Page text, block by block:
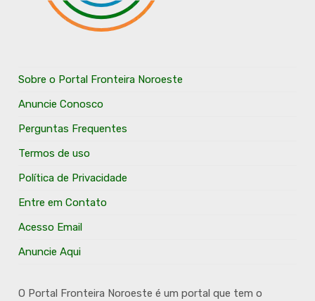
Sobre o Portal Fronteira Noroeste
Anuncie Conosco
Perguntas Frequentes
Termos de uso
Política de Privacidade
Entre em Contato
Acesso Email
Anuncie Aqui
O Portal Fronteira Noroeste é um portal que tem o